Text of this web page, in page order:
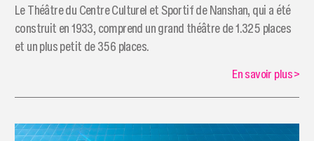
Le Théâtre du Centre Culturel et Sportif de Nanshan, qui a été
construit en 1933, comprend un grand théâtre de 1.325 places
et un plus petit de 356 places.
En savoir plus>